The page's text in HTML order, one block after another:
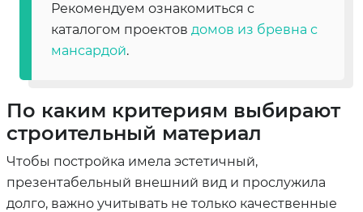
Рекомендуем ознакомиться с
каталогом проектов домов из бревна с
мансардой.
По каким критериям выбирают
строительный материал
Чтобы постройка имела эстетичный,
презентабельный внешний вид и прослужила
долго, важно учитывать не только качественные